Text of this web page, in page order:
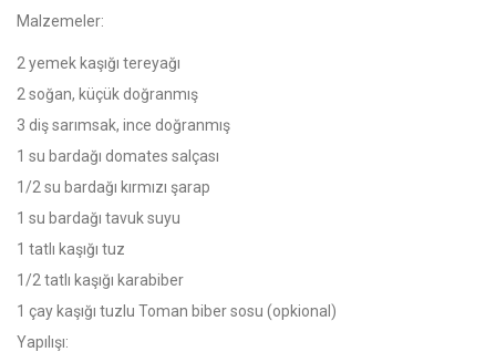
Malzemeler:
2 yemek kaşığı tereyağı
2 soğan, küçük doğranmış
3 diş sarımsak, ince doğranmış
1 su bardağı domates salçası
1/2 su bardağı kırmızı şarap
1 su bardağı tavuk suyu
1 tatlı kaşığı tuz
1/2 tatlı kaşığı karabiber
1 çay kaşığı tuzlu Toman biber sosu (opkional)
Yapılışı: